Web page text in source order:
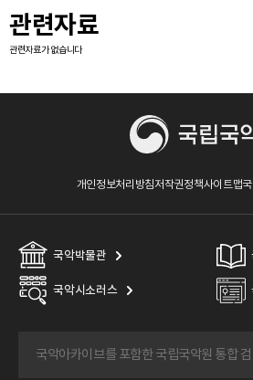
관련자료
관련자료가 없습니다
개인정보처리방침저작권정책사이트맵
국악박물관
국악시소러스